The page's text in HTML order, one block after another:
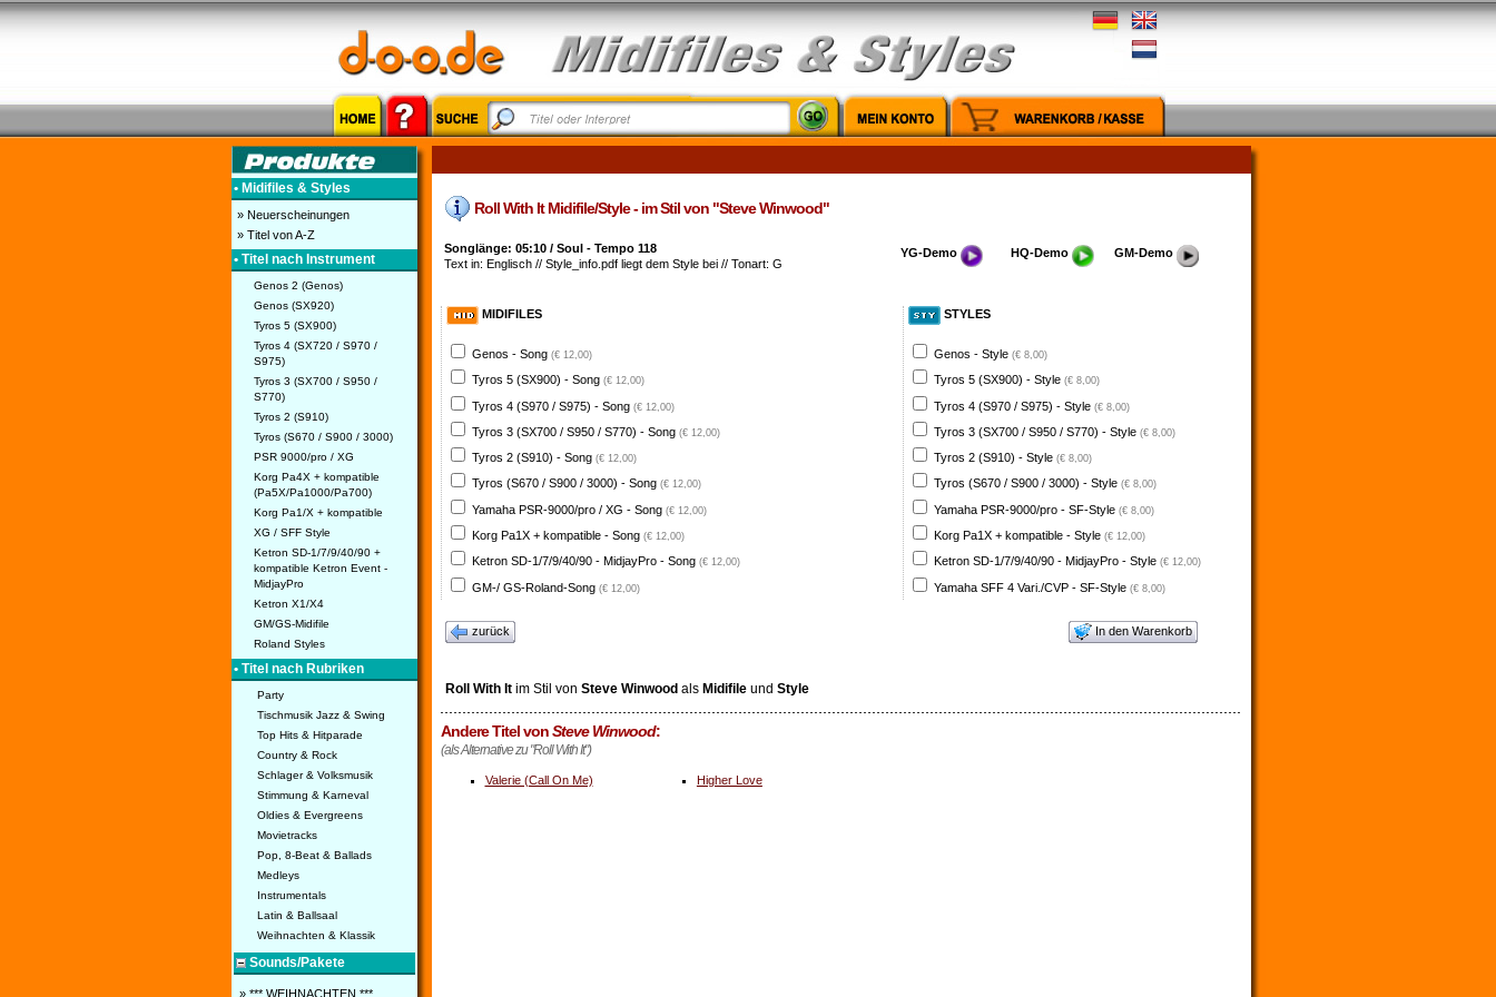
• Midifiles & Styles
» Neuerscheinungen
» Titel von A-Z
• Titel nach Instrument
Genos 2 (Genos)
Genos (SX920)
Tyros 5 (SX900)
Tyros 4 (SX720 / S970 /
S975)
Tyros 3 (SX700 / S950 /
S770)
Tyros 2 (S910)
Tyros (S670 / S900 / 3000)
PSR 9000/pro / XG
Korg Pa4X + kompatible
(Pa5X/Pa1000/Pa700)
Korg Pa1/X + kompatible
XG / SFF Style
Ketron SD-1/7/9/40/90 +
kompatible Ketron Event -
MidjayPro
Ketron X1/X4
GM/GS-Midifile
Roland Styles
• Titel nach Rubriken
Party
Tischmusik Jazz & Swing
Top Hits & Hitparade
Country & Rock
Schlager & Volksmusik
Stimmung & Karneval
Oldies & Evergreens
Movietracks
Pop, 8-Beat & Ballads
Medleys
Instrumentals
Latin & Ballsaal
Weihnachten & Klassik
Sounds/Pakete
» *** WEIHNACHTEN ***
Roll With It Midifile/Style - im Stil von "Steve Winwood"
Songlänge: 05:10 / Soul - Tempo 118
Text in: Englisch // Style_info.pdf liegt dem Style bei // Tonart: G
YG-Demo HQ-Demo GM-Demo
MIDIFILES
Genos - Song (€ 12,00)
Tyros 5 (SX900) - Song (€ 12,00)
Tyros 4 (S970 / S975) - Song (€ 12,00)
Tyros 3 (SX700 / S950 / S770) - Song (€ 12,00)
Tyros 2 (S910) - Song (€ 12,00)
Tyros (S670 / S900 / 3000) - Song (€ 12,00)
Yamaha PSR-9000/pro / XG - Song (€ 12,00)
Korg Pa1X + kompatible - Song (€ 12,00)
Ketron SD-1/7/9/40/90 - MidjayPro - Song (€ 12,00)
GM-/ GS-Roland-Song (€ 12,00)
STYLES
Genos - Style (€ 8,00)
Tyros 5 (SX900) - Style (€ 8,00)
Tyros 4 (S970 / S975) - Style (€ 8,00)
Tyros 3 (SX700 / S950 / S770) - Style (€ 8,00)
Tyros 2 (S910) - Style (€ 8,00)
Tyros (S670 / S900 / 3000) - Style (€ 8,00)
Yamaha PSR-9000/pro - SF-Style (€ 8,00)
Korg Pa1X + kompatible - Style (€ 12,00)
Ketron SD-1/7/9/40/90 - MidjayPro - Style (€ 12,00)
Yamaha SFF 4 Vari./CVP - SF-Style (€ 8,00)
zurück In den Warenkorb
Roll With Itim Stil von Steve Winwood als Midifileund Style
Andere Titel vonSteve Winwood:
(als Alternative zu "Roll With It")
Valerie (Call On Me) Higher Love